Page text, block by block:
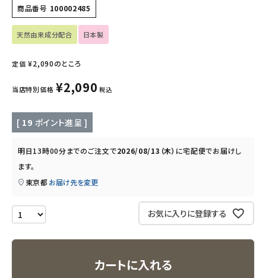
フェムケア
キッチン用品
ブランド
商品番号 100002485
天然由来成分配合 日本製
定価 ¥2,090のところ
当店特別価格 ¥2,090 税込
[ 19 ポイント進呈 ]
明日13時00分までのご注文で2026/08/13（木） に宅配便でお届けし
ます。
東京都 お届け先を変更
お気に入りに登録する
カートに入れる